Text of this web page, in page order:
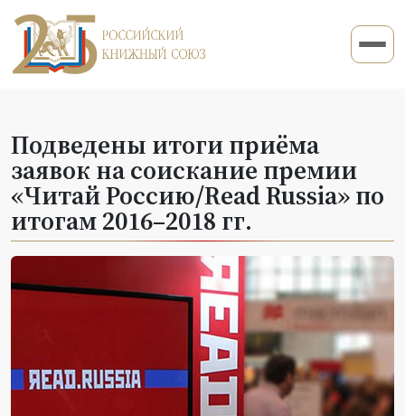
Подведены итоги приёма
заявок на соискание премии
«Читай Россию/Read Russia» по
итогам 2016–2018 гг.